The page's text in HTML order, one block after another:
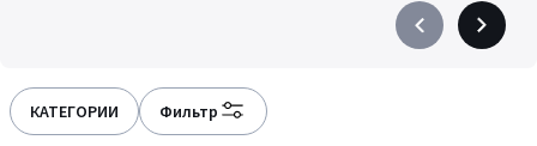
PrécédentSuivant
КАТЕГОРИИ Фильтр